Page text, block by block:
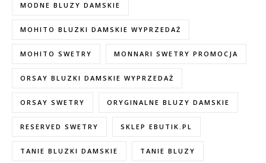
MODNE BLUZY DAMSKIE
MOHITO BLUZKI DAMSKIE WYPRZEDAŻ
MOHITO SWETRY MONNARI SWETRY PROMOCJA
ORSAY BLUZKI DAMSKIE WYPRZEDAŻ
ORSAY SWETRY ORYGINALNE BLUZY DAMSKIE
RESERVED SWETRY SKLEP EBUTIK.PL
TANIE BLUZKI DAMSKIE TANIE BLUZY